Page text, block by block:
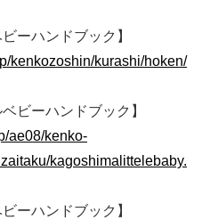
ーハンドブック】
kenkozoshin/kurashi/hoken/
ビーハンドブック】
ae08/kenko-
kagoshimalittelebaby.
ーハンドブック】